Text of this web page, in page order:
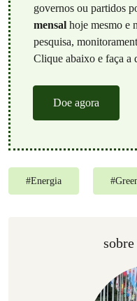
governos ou partidos
mensalhoje mesmo e
pesquisa,
Clique abaixo e faça a
Doe agora
#Energia #